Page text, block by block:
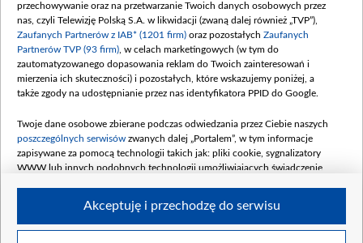
Dofinansowanie 48 862 000,00 PLN
Data podpisania umowy: GRUDZIEŃ 2025
(wpłata grudzień 60,548 mln)
Dofinansowanie 900 000 000,00 PLN
Data podpisania umowy: LUTY 2026 (wpłata
kwiecień 180 mln, 7 maja 180 mln, 8
czerwca 90 mln)
Dofinansowanie 250 000 000,00 PLN
4 sierpnia 250 mln
przechowywanie oraz na przetwarzanie Twoich danych osobowych przez
nas, czyli Telewizję Polską S.A. w likwidacji (zwaną dalej również „TVP”),
Zaufanych Partnerów z IAB* (1201 firm) oraz pozostałych Zaufanych
Partnerów TVP (93 firm) , w celach marketingowych (w tym do
zautomatyzowanego dopasowania reklam do Twoich zainteresowań i
mierzenia ich skuteczności) i pozostałych, które wskazujemy poniżej, a
także zgody na udostępnianie przez nas identyfikatora PPID do Google.
Twoje dane osobowe zbierane podczas odwiedzania przez Ciebie naszych
poszczególnych serwisów zwanych dalej „Portalem”, w tym informacje
zapisywane za pomocą technologii takich jak: pliki cookie, sygnalizatory
WWW lub innych podobnych technologii umożliwiających świadczenie
Akceptuję i przechodzę do serwisu